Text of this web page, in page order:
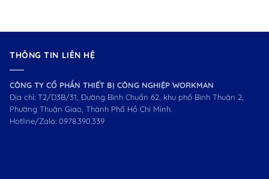
THÔNG TIN LIÊN HỆ
CÔNG TY CỔ PHẦN THIẾT BỊ CÔNG NGHIỆP WORKMAN
Địa chỉ: T2/D3B/31, Đường Bình Chuẩn 62, khu phố Bình Thuận 2,
Phường Thuận Giao, Thành Phố Hồ Chí Minh.
Hotline/Zalo: 0978.390.339